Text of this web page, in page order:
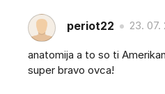
periot22 23. 07.
anatomija a to so ti
super bravo ovca!